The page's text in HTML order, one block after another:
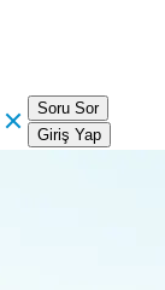
Soru Sor
Giriş Yap